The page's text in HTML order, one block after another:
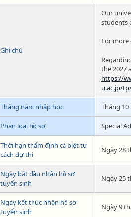
Ghi chú
Our
students
For more
the 2027
https://
u.ac.jp/
Tháng năm nhập học Tháng 10
Phân loại hồ sơ Special
Thời hạn thẩm định cá biệt tư
cách dự thi
Ngày 28
Ngày bắt đầu nhận hồ sơ
tuyển sinh
Ngày 25
Ngày kết thúc nhận hồ sơ
tuyển sinh
Ngày 9